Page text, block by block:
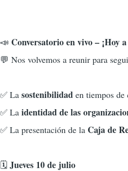
📣 Conversatorio en vivo – ¡Hoy
💬 Nos volvemos a reunir para
✅ La sostenibilidad en tiempos de
✅ La identidad de las
✅ La presentación de la Caja de
🗓️ Jueves 10 de julio